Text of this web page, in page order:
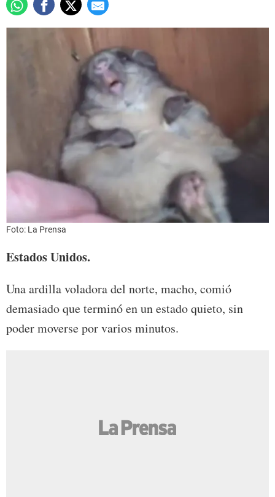
Foto: La Prensa
Estados Unidos.
Una ardilla voladora del norte, macho, comió
demasiado que terminó en un estado quieto, sin
poder moverse por varios minutos.